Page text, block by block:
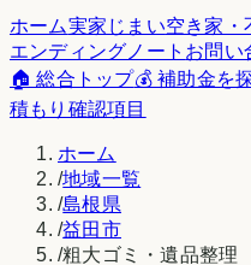
ホーム実家じまい空き家・
エンディングノート お問い
🏠 総合トップ💰 補助金を
積もり確認項目
ホーム
/地域一覧
/島根県
/益田市
/粗大ゴミ・遺品整理